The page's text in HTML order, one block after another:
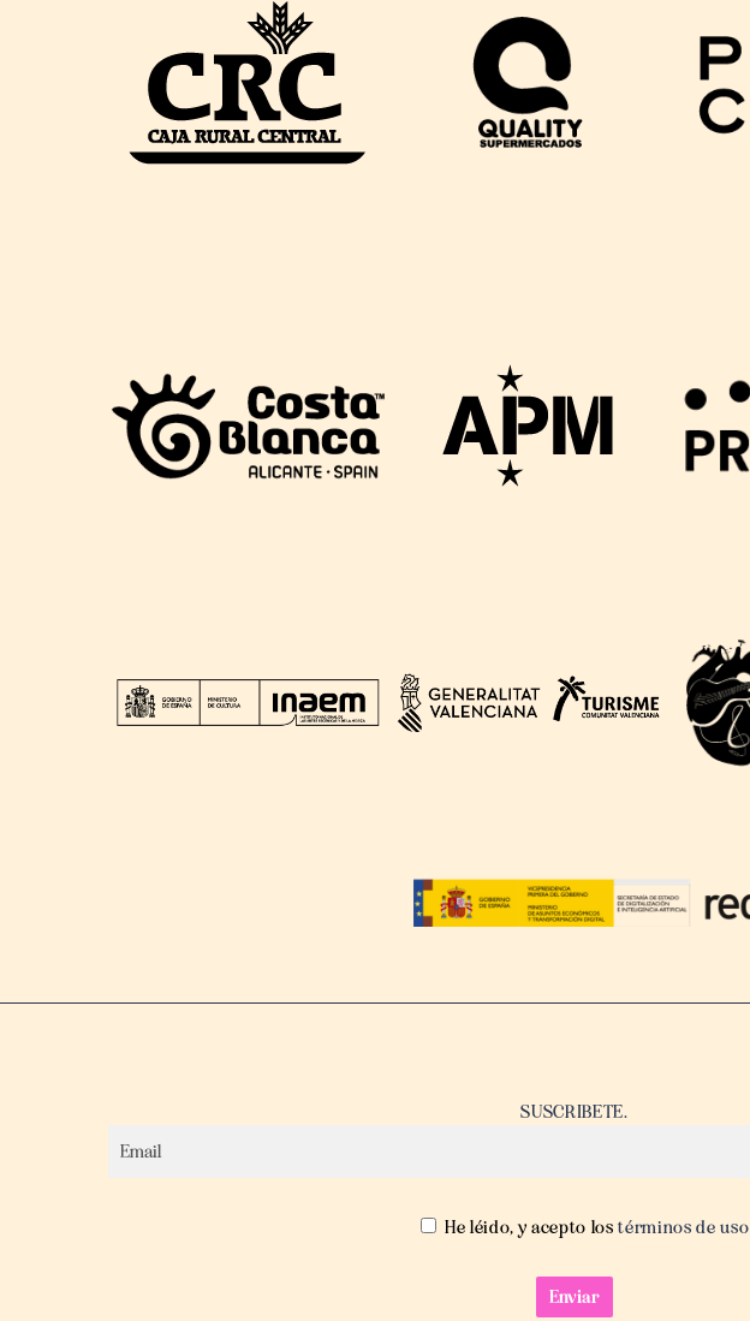
SUSCRIBETE.
He léido, y acepto los términos de uso